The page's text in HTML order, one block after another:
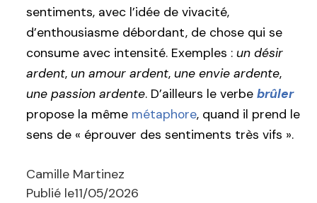
sentiments, avec l’idée de vivacité,
d’enthousiasme débordant, de chose qui se
consume avec intensité. Exemples : un désir
ardent, un amour ardent, une envie ardente,
une passion ardente. D’ailleurs le verbe brûler
propose la même métaphore, quand il prend le
sens de « éprouver des sentiments très vifs ».
Camille Martinez
Publié le11/05/2026